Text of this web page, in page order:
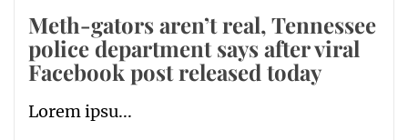
Meth-gators aren’t real, Tennessee
police department says after viral
Facebook post released today
Lorem ipsu...